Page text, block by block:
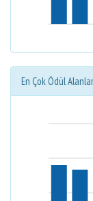
En Çok Ödül Alanlar